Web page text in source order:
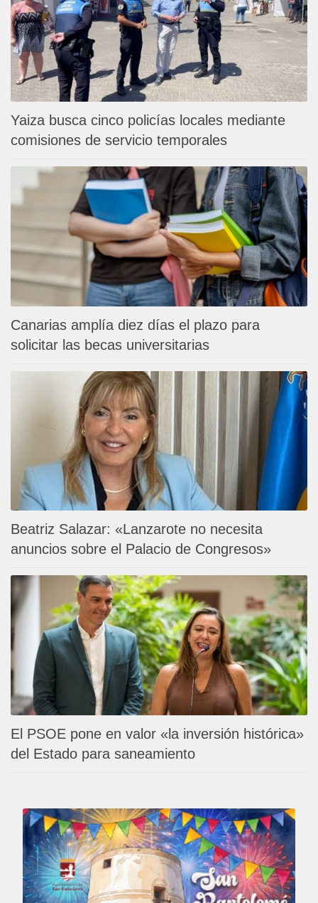
Yaiza busca cinco policías locales mediante
comisiones de servicio temporales
Canarias amplía diez días el plazo para
solicitar las becas universitarias
Beatriz Salazar: «Lanzarote no necesita
anuncios sobre el Palacio de Congresos»
El PSOE pone en valor «la inversión histórica»
del Estado para saneamiento